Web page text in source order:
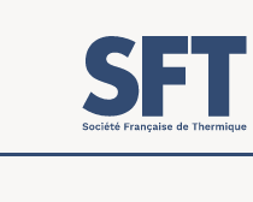
Aller au contenu principal